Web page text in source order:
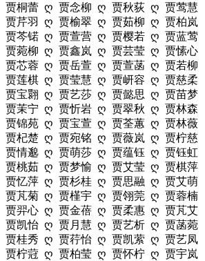
贾桐蕾 ღ 贾念柳 ღ 贾秋荻 ღ 贾莺慧
贾芹羽 ღ 贾榆翠 ღ 贾茹柳 ღ 贾柏岚
贾芩锘 ღ 贾萱营 ღ 贾樱若 ღ 贾蓝莺
贾菀柳 ღ 贾鑫岚 ღ 贾芸莹 ღ 贾愫心
贾芯蓉 ღ 贾岳萱 ღ 贾萱菡 ღ 贾若柳
贾莲棋 ღ 贾莹慧 ღ 贾岍容 ღ 贾慈柔
贾宝翾 ღ 贾艺莎 ღ 贾懿思 ღ 贾苗梦
贾茉宁 ღ 贾忻岩 ღ 贾翠秋 ღ 贾林森
贾锦苑 ღ 贾宝萱 ღ 贾荃蕙 ღ 贾林薇
贾杞楚 ღ 贾宛铭 ღ 贾薇岚 ღ 贾柠慈
贾情邈 ღ 贾萌莎 ღ 贾蕴钰 ღ 贾钰虹
贾桃茹 ღ 贾梦愉 ღ 贾艾莹 ღ 贾棋萍
贾忆萍 ღ 贾杉桂 ღ 贾思融 ღ 贾艾萌
贾芃菊 ღ 贾槿宇 ღ 贾翎莞 ღ 贾蓉楠
贾羿心 ღ 贾金蓓 ღ 贾柔惠 ღ 贾芃艾
贾凯怡 ღ 贾月慧 ღ 贾艺析 ღ 贾菡菀
贾桂秀 ღ 贾荇怡 ღ 贾凯萦 ღ 贾艺凤
贾柠蒄 ღ 贾柏莹 ღ 贾怀柠 ღ 贾宇岚